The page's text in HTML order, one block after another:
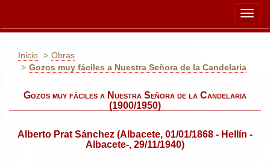
Inicio
Obras
Gozos muy fáciles a Nuestra Señora de la Candelaria
Gozos muy fáciles a Nuestra Señora de la Candelaria
(1900/1950)
Alberto Prat Sánchez (Albacete, 01/01/1868 - Hellín -
Albacete-, 29/11/1940)